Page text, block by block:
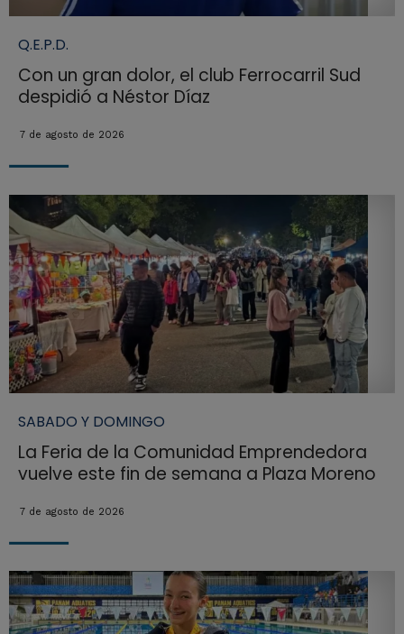
Q.E.P.D.
Con un gran dolor, el club Ferrocarril Sud
despidió a Néstor Díaz
7 de agosto de 2026
SABADO Y DOMINGO
La Feria de la Comunidad Emprendedora
vuelve este fin de semana a Plaza Moreno
7 de agosto de 2026